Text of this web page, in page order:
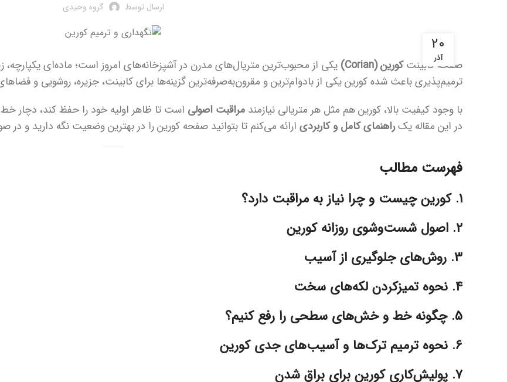
ارسال توسط گروه وحیدی
20
آذر
صفحه کابینتکورین (Corian)
یکی از محبوب‌ترین متریال‌های مدرن در آشپزخانه‌های امروز است؛ ماده‌ای یکپارچه،
ترمیم‌پذیری باعث شده کورین یکی از بادوام‌ترین و مقرون‌به‌صرفه‌ترین گزینه‌ها برای کابینت، جزیره، روشویی و
با وجود کیفیت بالا، کورین هم مثل هر متریالی نیازمند مراقبت اصولی است تا ظاهر اولیه خود را حفظ کند، دچار
در این مقاله یکراهنمای کامل و کاربردی ارائه می‌کنم تا بتوانید صفحه کورین را در بهترین وضعیت نگه دارید و در
فهرست مطالب
1. کورین چیست و چرا نیاز به مراقبت دارد؟
2. اصول شست‌وشوی روزانه کورین
3. روش‌های جلوگیری از آسیب
4. نحوه تمیزکردن لکه‌های سخت
5. چگونه خط و خش‌های سطحی را رفع کنیم؟
6. نحوه ترمیم ترک‌ها و آسیب‌های جدی کورین
7. پولیش‌کاری کورین برای براق شدن